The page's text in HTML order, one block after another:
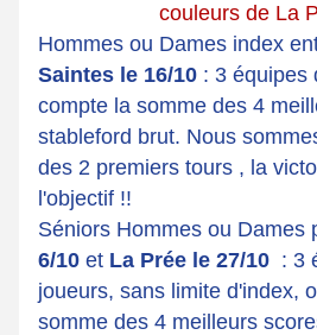
couleurs de La
Saintes le 16/10 : 3 équipes
compte la somme des 4
stableford brut. Nous
des 2 premiers tours , la
l'objectif !!
Séniors Hommes ou Dames
6/10 et La Prée le 27/10 : 3
joueurs, sans limite d'index,
somme des 4 meilleurs